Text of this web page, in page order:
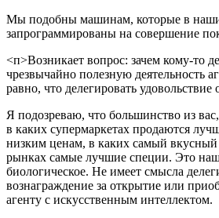
Мы подобны машинам, которые в
запрограммированы на совершение
<п>Возникает вопрос: зачем кому-то
чрезвычайно полезную деятельность
равно, что делегировать удовольствие
Я подозреваю, что большинство из
в каких супермаркетах продаются
низким ценам, в каких самый вкусный
рынках самые лучшие специи. Это
биологическое. Не имеет смысла
вознаграждение за открытие или
агенту с искусственным интеллектом.